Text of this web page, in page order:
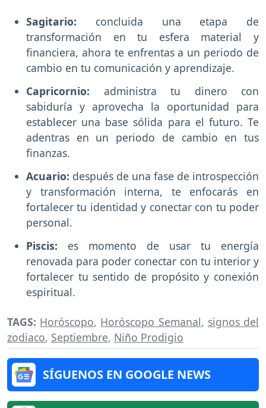
Sagitario: concluida una etapa de
transformación en tu esfera material y
financiera, ahora te enfrentas a un periodo de
cambio en tu comunicación y aprendizaje.
Capricornio: administra tu dinero con
sabiduría y aprovecha la oportunidad para
establecer una base sólida para el futuro. Te
adentras en un periodo de cambio en tus
finanzas.
Acuario: después de una fase de introspección
y transformación interna, te enfocarás en
fortalecer tu identidad y conectar con tu poder
personal.
Piscis: es momento de usar tu energía
renovada para poder conectar con tu interior y
fortalecer tu sentido de propósito y conexión
espiritual.
TAGS: Horóscopo, Horóscopo Semanal, signos del
zodiaco, Septiembre, Niño Prodigio
SÍGUENOS EN GOOGLE NEWS